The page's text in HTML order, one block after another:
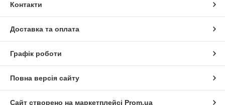
Контакти
Доставка та оплата
Графік роботи
Повна версія сайту
Сайт створено на маркетплейсі Prom.ua